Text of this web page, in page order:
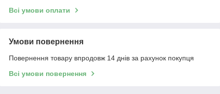
Всі умови оплати
Умови повернення
Повернення товару впродовж 14 днів за рахунок покупця
Всі умови повернення